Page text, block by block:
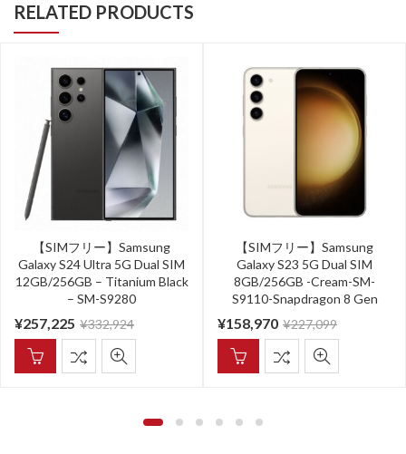
RELATED PRODUCTS
【SIMフリー】Samsung
Galaxy S24 Ultra 5G Dual SIM
12GB/256GB – Titanium Black
– SM-S9280
¥257,225 ¥332,924
【SIMフリー】Samsung
Galaxy S23 5G Dual SIM
8GB/256GB -Cream-SM-
S9110-Snapdragon 8 Gen
¥158,970 ¥227,099